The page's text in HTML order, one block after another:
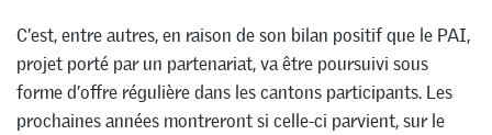
C’est, entre autres, en raison de son bilan positif que le PAI,
projet porté par un partenariat, va être poursuivi sous
forme d’offre régulière dans les cantons participants. Les
prochaines années montreront si celle-ci parvient, sur le